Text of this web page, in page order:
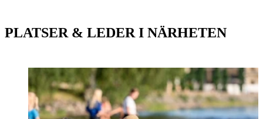
PLATSER & LEDER I NÄRHETEN